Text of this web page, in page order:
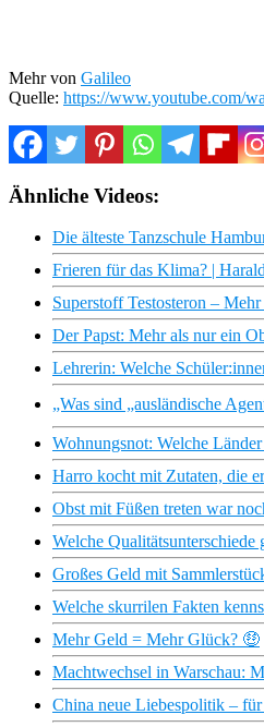
Mehr von Galileo
Quelle: https://www.youtube.com/
Ähnliche Videos:
Die älteste Tanzschule
Frieren für das Klima? |
Superstoff Testosteron –
Der Papst: Mehr als nur ein
Lehrerin: Welche
„Was sind „ausländische
Wohnungsnot: Welche
Harro kocht mit Zutaten, die
Obst mit Füßen treten war
Welche
Großes Geld mit
Welche skurrilen Fakten
Mehr Geld = Mehr Glück? 🤑
Machtwechsel in Warschau:
China neue Liebespolitik –